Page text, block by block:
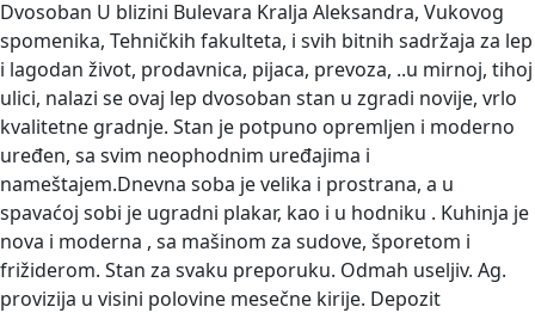
Dvosoban U blizini Bulevara Kralja Aleksandra, Vukovog
spomenika, Tehničkih fakulteta, i svih bitnih sadržaja za lep
i lagodan život, prodavnica, pijaca, prevoza, ..u mirnoj, tihoj
ulici, nalazi se ovaj lep dvosoban stan u zgradi novije, vrlo
kvalitetne gradnje. Stan je potpuno opremljen i moderno
uređen, sa svim neophodnim uređajima i
nameštajem.Dnevna soba je velika i prostrana, a u
spavaćoj sobi je ugradni plakar, kao i u hodniku . Kuhinja je
nova i moderna , sa mašinom za sudove, šporetom i
frižiderom. Stan za svaku preporuku. Odmah useljiv. Ag.
provizija u visini polovine mesečne kirije. Depozit